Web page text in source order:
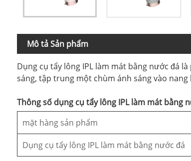
Mô tả Sản phẩm
Dụng cụ tẩy lông IPL làm mát bằng nước đá
sáng, tập trung một chùm ánh sáng vào
Thông số dụng cụ tẩy lông IPL làm mát bằng
mặt hàng sản phẩm
Dụng cụ tẩy lông IPL làm mát bằng nước đá